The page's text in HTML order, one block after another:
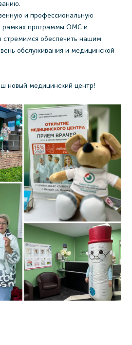
и профессиональную
рамках программы ОМС и
стремимся обеспечить нашим
обслуживания и медицинской
новый медицинский центр!